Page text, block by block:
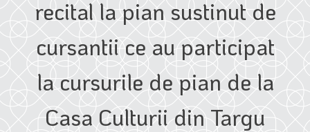
recital la pian sustinut de
cursantii ce au participat
la cursurile de pian de la
Casa Culturii din Targu